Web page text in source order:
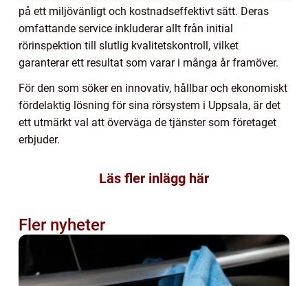
på ett miljövänligt och kostnadseffektivt sätt. Deras
omfattande service inkluderar allt från initial
rörinspektion till slutlig kvalitetskontroll, vilket
garanterar ett resultat som varar i många år framöver.
För den som söker en innovativ, hållbar och ekonomiskt
fördelaktig lösning för sina rörsystem i Uppsala, är det
ett utmärkt val att överväga de tjänster som företaget
erbjuder.
Läs fler inlägg här
Fler nyheter